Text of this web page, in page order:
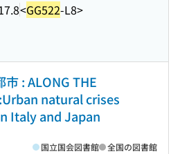
<GG522-L8>
市 : ALONG THE
natural crises
Italy and Japan
国立国会図書館 全国の図書館